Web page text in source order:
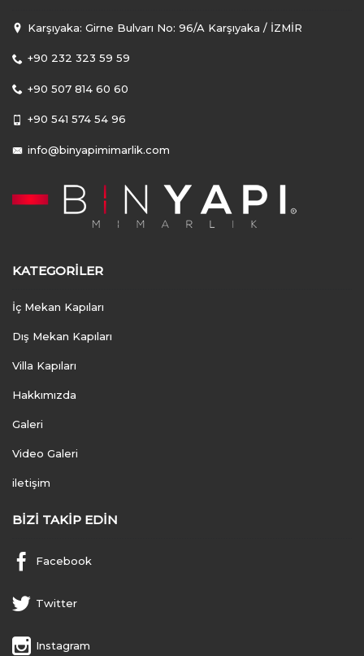
Karşıyaka: Girne Bulvarı No: 96/A Karşıyaka / İZMİR
+90 232 323 59 59
+90 507 814 60 60
+90 541 574 54 96
info@binyapimimarlik.com
KATEGORILER
İç Mekan Kapıları
Dış Mekan Kapıları
Villa Kapıları
Hakkımızda
Galeri
Video Galeri
iletişim
BIZI TAKIP EDIN
Facebook
Twitter
Instagram